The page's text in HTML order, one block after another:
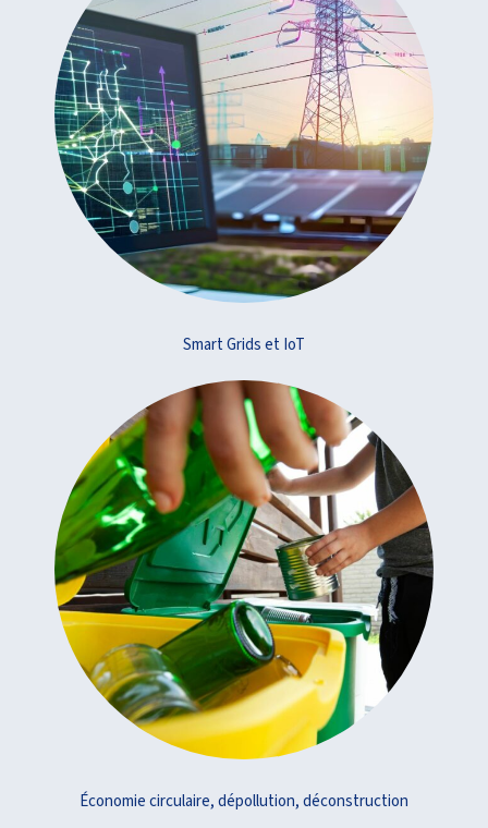
Smart Grids et IoT
Économie circulaire, dépollution, déconstruction